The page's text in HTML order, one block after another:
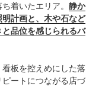
着いたエリア。静か
計画と、木や石など
品位を感じられるバ
板を控えめにした落
ートにつながる店づ